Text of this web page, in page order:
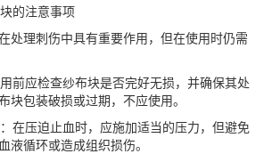
的注意事项
处理刺伤中具有重要作用，但在使用时仍需
前应检查纱布块是否完好无损，并确保其处
块包装破损或过期，不应使用。
在压迫止血时，应施加适当的压力，但避免
液循环或造成组织损伤。